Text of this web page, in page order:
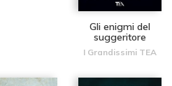
Gli enigmi del
suggeritore
I Grandissimi TEA